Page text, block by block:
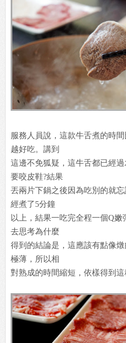
服務人員說，這款牛舌煮的時
越好吃。講到
這邊不免狐疑，這牛舌都已經
要咬皮鞋?結果
丟兩片下鍋之後因為吃別的就
經煮了5分鐘
以上，結果一吃完全程一個Q嫩
去思考為什麼
得到的結論是，這應該有點像
極薄，所以相
對熟成的時間縮短，依樣得到這